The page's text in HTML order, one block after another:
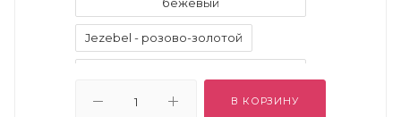
Jezebel - розово-золотой
розовый
В КОРЗИНУ